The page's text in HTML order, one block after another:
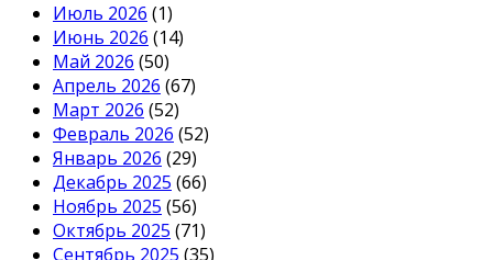
Июль 2026 (1)
Июнь 2026 (14)
Май 2026 (50)
Апрель 2026 (67)
Март 2026 (52)
Февраль 2026 (52)
Январь 2026 (29)
Декабрь 2025 (66)
Ноябрь 2025 (56)
Октябрь 2025 (71)
Сентябрь 2025 (35)